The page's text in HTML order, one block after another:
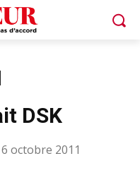
DSK
octobre 2011